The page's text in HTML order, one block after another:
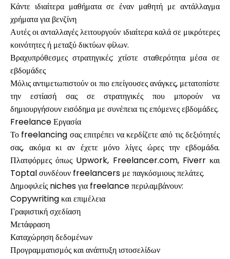
Κάντε ιδιαίτερα μαθήματα σε έναν μαθητή με αντάλλαγμα
χρήματα για βενζίνη
Αυτές οι ανταλλαγές λειτουργούν ιδιαίτερα καλά σε μικρότερες
κοινότητες ή μεταξύ δικτύων φίλων.
Βραχυπρόθεσμες στρατηγικές: χτίστε σταθερότητα μέσα σε
εβδομάδες
Μόλις αντιμετωπιστούν οι πιο επείγουσες ανάγκες, μετατοπίστε
την εστίασή σας σε στρατηγικές που μπορούν να
δημιουργήσουν εισόδημα με συνέπεια τις επόμενες εβδομάδες.
Freelance Εργασία
Το freelancing σας επιτρέπει να κερδίζετε από τις δεξιότητές
σας, ακόμα κι αν έχετε μόνο λίγες ώρες την εβδομάδα.
Πλατφόρμες όπως Upwork, Freelancer.com, Fiverr και
Toptal συνδέουν freelancers με παγκόσμιους πελάτες.
Δημοφιλείς niches για freelance περιλαμβάνουν:
Copywriting και επιμέλεια
Γραφιστική σχεδίαση
Μετάφραση
Καταχώρηση δεδομένων
Προγραμματισμός και ανάπτυξη ιστοσελίδων